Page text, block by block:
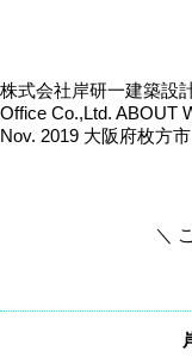
株式会社岸研一建築設
Office Co.,Ltd. ABOUT
Nov. 2019 大阪府枚方
＼